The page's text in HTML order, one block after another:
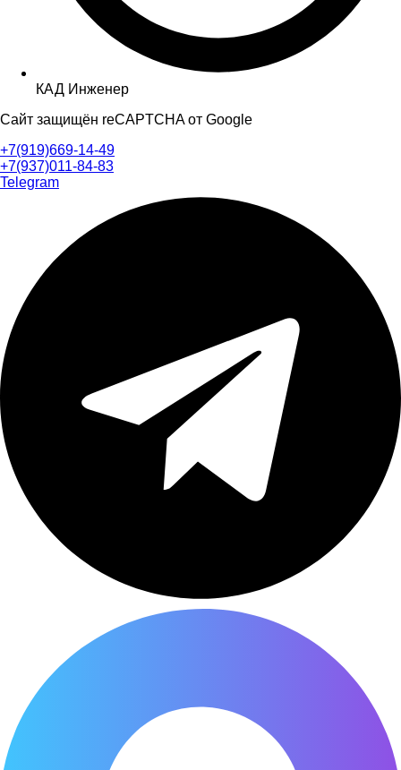
КАД Инженер
Сайт защищён reCAPTCHA от Google
+7(919)669-14-49
+7(937)011-84-83
Telegram